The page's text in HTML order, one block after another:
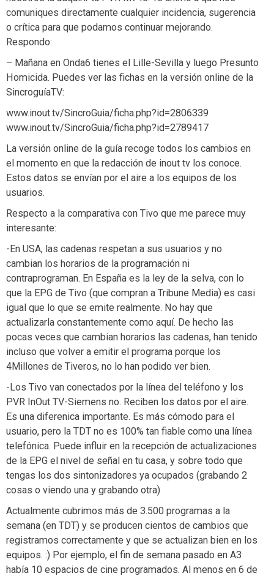
comuniques directamente cualquier incidencia, sugerencia
o crítica para que podamos continuar mejorando.
Respondo:
– Mañana en Onda6 tienes el Lille-Sevilla y luego Presunto
Homicida. Puedes ver las fichas en la versión online de la
SincroguíaTV:
www.inout.tv/SincroGuia/ficha.php?id=2806339
www.inout.tv/SincroGuia/ficha.php?id=2789417
La versión online de la guía recoge todos los cambios en
el momento en que la redacción de inout tv los conoce.
Estos datos se envían por el aire a los equipos de los
usuarios.
Respecto a la comparativa con Tivo que me parece muy
interesante:
-En USA, las cadenas respetan a sus usuarios y no
cambian los horarios de la programación ni
contraprograman. En España es la ley de la selva, con lo
que la EPG de Tivo (que compran a Tribune Media) es casi
igual que lo que se emite realmente. No hay que
actualizarla constantemente como aquí. De hecho las
pocas veces que cambian horarios las cadenas, han tenido
incluso que volver a emitir el programa porque los
4Millones de Tiveros, no lo han podido ver bien.
-Los Tivo van conectados por la línea del teléfono y los
PVR InOut TV-Siemens no. Reciben los datos por el aire.
Es una diferenica importante. Es más cómodo para el
usuario, pero la TDT no es 100% tan fiable como una línea
telefónica. Puede influir en la recepción de actualizaciones
de la EPG el nivel de señal en tu casa, y sobre todo que
tengas los dos sintonizadores ya ocupados (grabando 2
cosas o viendo una y grabando otra)
Actualmente cubrimos más de 3.500 programas a la
semana (en TDT) y se producen cientos de cambios que
registramos correctamente y que se actualizan bien en los
equipos. :) Por ejemplo, el fin de semana pasado en A3
había 10 espacios de cine programados. Al menos en 6 de